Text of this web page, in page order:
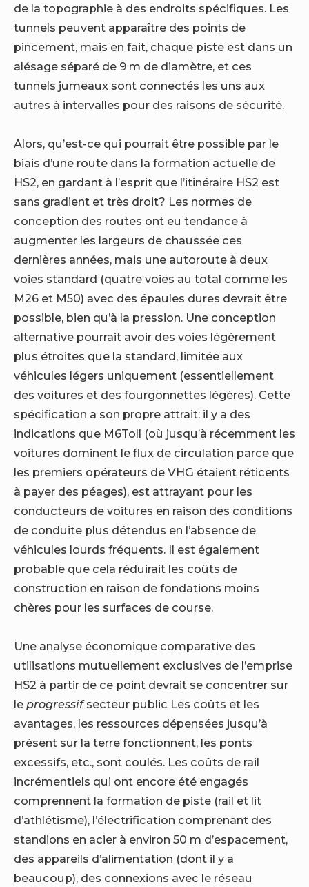
de la topographie à des endroits spécifiques. Les
tunnels peuvent apparaître des points de
pincement, mais en fait, chaque piste est dans un
alésage séparé de 9 m de diamètre, et ces
tunnels jumeaux sont connectés les uns aux
autres à intervalles pour des raisons de sécurité.
Alors, qu’est-ce qui pourrait être possible par le
biais d’une route dans la formation actuelle de
HS2, en gardant à l’esprit que l’itinéraire HS2 est
sans gradient et très droit? Les normes de
conception des routes ont eu tendance à
augmenter les largeurs de chaussée ces
dernières années, mais une autoroute à deux
voies standard (quatre voies au total comme les
M26 et M50) avec des épaules dures devrait être
possible, bien qu’à la pression. Une conception
alternative pourrait avoir des voies légèrement
plus étroites que la standard, limitée aux
véhicules légers uniquement (essentiellement
des voitures et des fourgonnettes légères). Cette
spécification a son propre attrait: il y a des
indications que M6Toll (où jusqu’à récemment les
voitures dominent le flux de circulation parce que
les premiers opérateurs de VHG étaient réticents
à payer des péages), est attrayant pour les
conducteurs de voitures en raison des conditions
de conduite plus détendus en l’absence de
véhicules lourds fréquents. Il est également
probable que cela réduirait les coûts de
construction en raison de fondations moins
chères pour les surfaces de course.
Une analyse économique comparative des
utilisations mutuellement exclusives de l’emprise
HS2 à partir de ce point devrait se concentrer sur
le progressifsecteur public Les coûts et les
avantages, les ressources dépensées jusqu’à
présent sur la terre fonctionnent, les ponts
excessifs, etc., sont coulés. Les coûts de rail
incrémentiels qui ont encore été engagés
comprennent la formation de piste (rail et lit
d’athlétisme), l’électrification comprenant des
standions en acier à environ 50 m d’espacement,
des appareils d’alimentation (dont il y a
beaucoup), des connexions avec le réseau